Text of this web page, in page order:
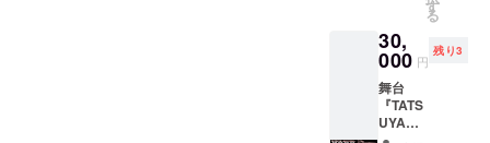
願いい
たしま
す。 ※
備考欄
に応援
コメン
ンの実
施スケ
ジュー
ル ①ご
支援を
頂いた
いのチ
ケット
とさせ
ていた
だきま
す。
しま
す。 ●
リター
ン内容
・公演
のゲネ
す
る
30,
000 円
残り3
舞台
『TATS
UYA〜